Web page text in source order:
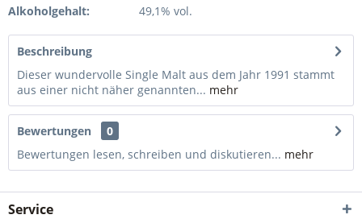
Alkoholgehalt:
49,1% vol.
Beschreibung
Dieser wundervolle Single Malt aus dem Jahr 1991 stammt
aus einer nicht näher genannten... mehr
Bewertungen
0
Bewertungen lesen, schreiben und diskutieren... mehr
Service